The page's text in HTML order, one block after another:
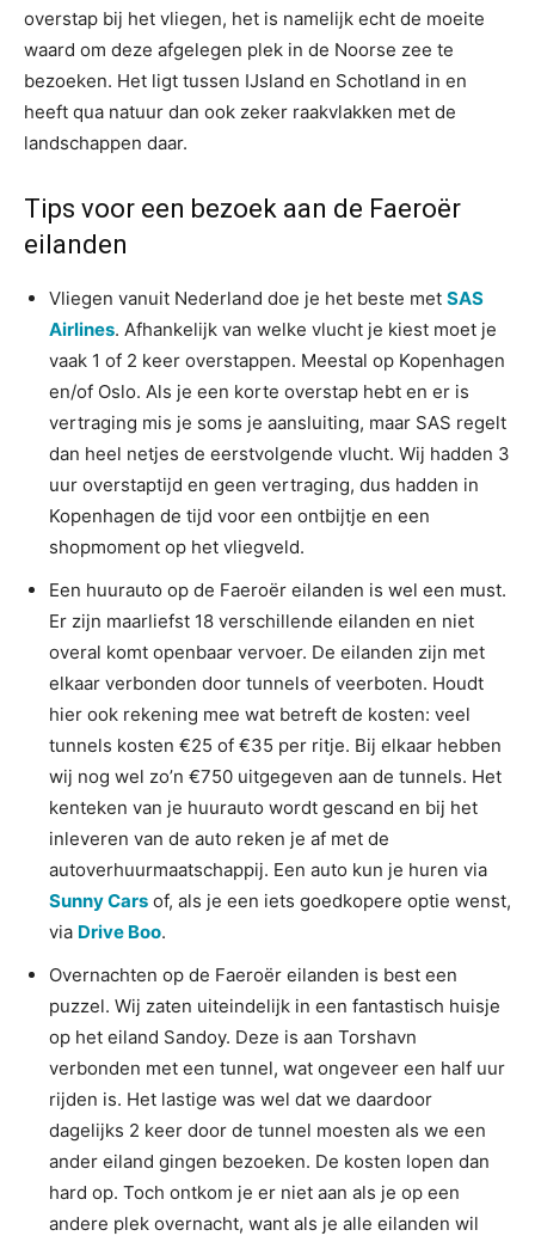
overstap bij het vliegen, het is namelijk echt de moeite
waard om deze afgelegen plek in de Noorse zee te
bezoeken. Het ligt tussen IJsland en Schotland in en
heeft qua natuur dan ook zeker raakvlakken met de
landschappen daar.
Tips voor een bezoek aan de Faeroër
eilanden
Vliegen vanuit Nederland doe je het beste met SAS
Airlines. Afhankelijk van welke vlucht je kiest moet je
vaak 1 of 2 keer overstappen. Meestal op Kopenhagen
en/of Oslo. Als je een korte overstap hebt en er is
vertraging mis je soms je aansluiting, maar SAS regelt
dan heel netjes de eerstvolgende vlucht. Wij hadden 3
uur overstaptijd en geen vertraging, dus hadden in
Kopenhagen de tijd voor een ontbijtje en een
shopmoment op het vliegveld.
Een huurauto op de Faeroër eilanden is wel een must.
Er zijn maarliefst 18 verschillende eilanden en niet
overal komt openbaar vervoer. De eilanden zijn met
elkaar verbonden door tunnels of veerboten. Houdt
hier ook rekening mee wat betreft de kosten: veel
tunnels kosten €25 of €35 per ritje. Bij elkaar hebben
wij nog wel zo’n €750 uitgegeven aan de tunnels. Het
kenteken van je huurauto wordt gescand en bij het
inleveren van de auto reken je af met de
autoverhuurmaatschappij. Een auto kun je huren via
Sunny Cars of, als je een iets goedkopere optie wenst,
via Drive Boo.
Overnachten op de Faeroër eilanden is best een
puzzel. Wij zaten uiteindelijk in een fantastisch huisje
op het eiland Sandoy. Deze is aan Torshavn
verbonden met een tunnel, wat ongeveer een half uur
rijden is. Het lastige was wel dat we daardoor
dagelijks 2 keer door de tunnel moesten als we een
ander eiland gingen bezoeken. De kosten lopen dan
hard op. Toch ontkom je er niet aan als je op een
andere plek overnacht, want als je alle eilanden wil